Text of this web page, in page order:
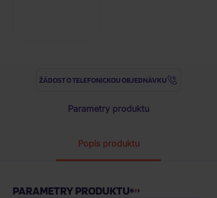
Parametry produktu
Popis produktu
ŽÁDOST O TELEFONICKOU OBJEDNÁVKU
PARAMETRY PRODUKTU